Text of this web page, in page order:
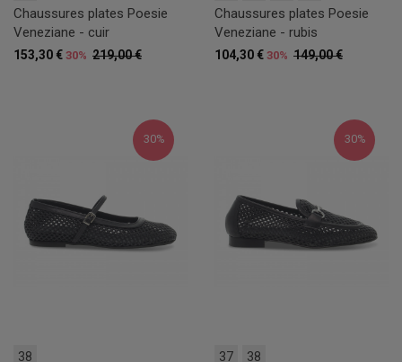
Chaussures plates Poesie
Veneziane - cuir
219,00 €
153,30 € 30%
Chaussures plates Poesie
Veneziane - rubis
149,00 €
104,30 € 30%
30%
38
30%
37 38